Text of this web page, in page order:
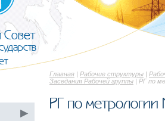
Совет
Главная | Рабочие структуры |
Заседания Рабочей группы | РГ по
РГ по
▶